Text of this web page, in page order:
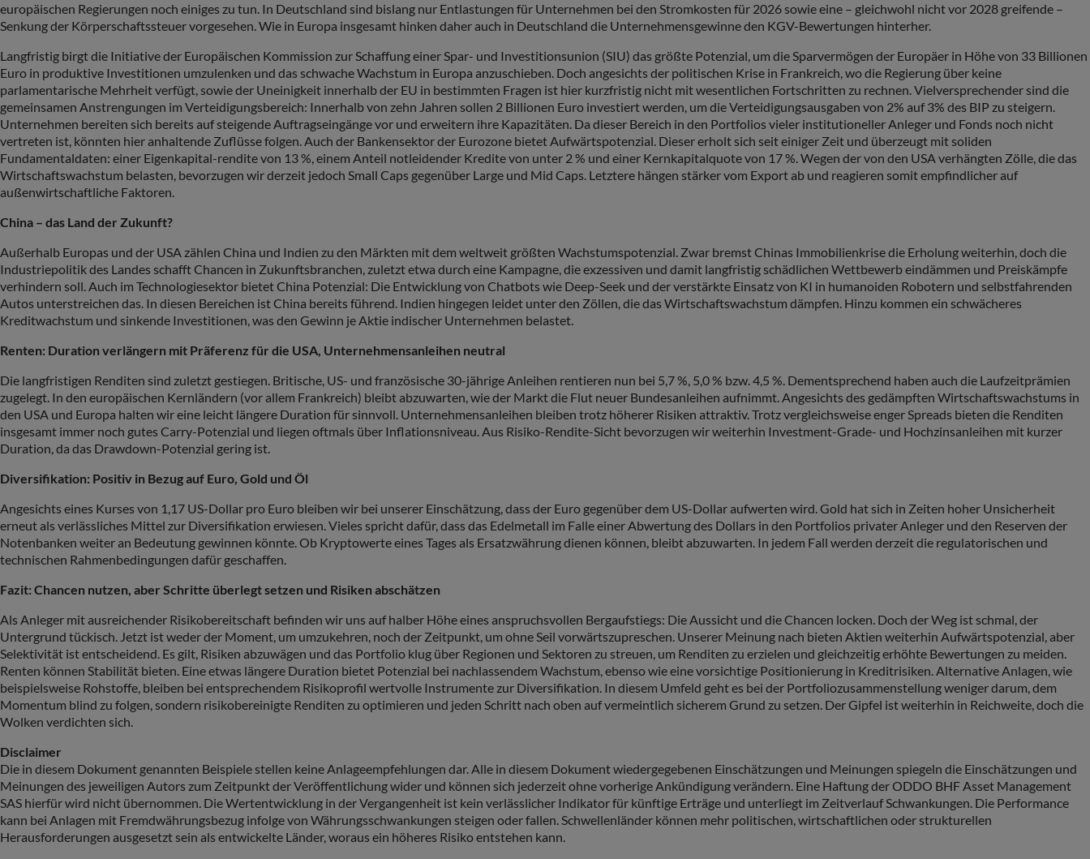
europäischen Regierungen noch einiges zu tun. In Deutschland sind bislang nur Entlastungen für Unternehmen bei den Stromkosten für 2026 sowie eine – gleichwohl nicht vor 2028 greifende –
Senkung der Körperschaftssteuer vorgesehen. Wie in Europa insgesamt hinken daher auch in Deutschland die Unternehmensgewinne den KGV-Bewertungen hinterher.
Langfristig birgt die Initiative der Europäischen Kommission zur Schaffung einer Spar- und Investitionsunion (SIU) das größte Potenzial, um die Sparvermögen der Europäer in Höhe von 33 Billionen
Euro in produktive Investitionen umzulenken und das schwache Wachstum in Europa anzuschieben. Doch angesichts der politischen Krise in Frankreich, wo die Regierung über keine
parlamentarische Mehrheit verfügt, sowie der Uneinigkeit innerhalb der EU in bestimmten Fragen ist hier kurzfristig nicht mit wesentlichen Fortschritten zu rechnen. Vielversprechender sind die
gemeinsamen Anstrengungen im Verteidigungsbereich: Innerhalb von zehn Jahren sollen 2 Billionen Euro investiert werden, um die Verteidigungsausgaben von 2% auf 3% des BIP zu steigern.
Unternehmen bereiten sich bereits auf steigende Auftragseingänge vor und erweitern ihre Kapazitäten. Da dieser Bereich in den Portfolios vieler institutioneller Anleger und Fonds noch nicht
vertreten ist, könnten hier anhaltende Zuflüsse folgen. Auch der Bankensektor der Eurozone bietet Aufwärtspotenzial. Dieser erholt sich seit einiger Zeit und überzeugt mit soliden
Fundamentaldaten: einer Eigenkapital-rendite von 13 %, einem Anteil notleidender Kredite von unter 2 % und einer Kernkapitalquote von 17 %. Wegen der von den USA verhängten Zölle, die das
Wirtschaftswachstum belasten, bevorzugen wir derzeit jedoch Small Caps gegenüber Large und Mid Caps. Letztere hängen stärker vom Export ab und reagieren somit empfindlicher auf
außenwirtschaftliche Faktoren.
China – das Land der Zukunft?
Außerhalb Europas und der USA zählen China und Indien zu den Märkten mit dem weltweit größten Wachstumspotenzial. Zwar bremst Chinas Immobilienkrise die Erholung weiterhin, doch die
Industriepolitik des Landes schafft Chancen in Zukunftsbranchen, zuletzt etwa durch eine Kampagne, die exzessiven und damit langfristig schädlichen Wettbewerb eindämmen und Preiskämpfe
verhindern soll. Auch im Technologiesektor bietet China Potenzial: Die Entwicklung von Chatbots wie Deep-Seek und der verstärkte Einsatz von KI in humanoiden Robotern und selbstfahrenden
Autos unterstreichen das. In diesen Bereichen ist China bereits führend. Indien hingegen leidet unter den Zöllen, die das Wirtschaftswachstum dämpfen. Hinzu kommen ein schwächeres
Kreditwachstum und sinkende Investitionen, was den Gewinn je Aktie indischer Unternehmen belastet.
Renten: Duration verlängern mit Präferenz für die USA, Unternehmensanleihen neutral
Die langfristigen Renditen sind zuletzt gestiegen. Britische, US- und französische 30-jährige Anleihen rentieren nun bei 5,7 %, 5,0 % bzw. 4,5 %. Dementsprechend haben auch die Laufzeitprämien
zugelegt. In den europäischen Kernländern (vor allem Frankreich) bleibt abzuwarten, wie der Markt die Flut neuer Bundesanleihen aufnimmt. Angesichts des gedämpften Wirtschaftswachstums in
den USA und Europa halten wir eine leicht längere Duration für sinnvoll. Unternehmensanleihen bleiben trotz höherer Risiken attraktiv. Trotz vergleichsweise enger Spreads bieten die Renditen
insgesamt immer noch gutes Carry-Potenzial und liegen oftmals über Inflationsniveau. Aus Risiko-Rendite-Sicht bevorzugen wir weiterhin Investment-Grade- und Hochzinsanleihen mit kurzer
Duration, da das Drawdown-Potenzial gering ist.
Diversifikation: Positiv in Bezug auf Euro, Gold und Öl
Angesichts eines Kurses von 1,17 US-Dollar pro Euro bleiben wir bei unserer Einschätzung, dass der Euro gegenüber dem US-Dollar aufwerten wird. Gold hat sich in Zeiten hoher Unsicherheit
erneut als verlässliches Mittel zur Diversifikation erwiesen. Vieles spricht dafür, dass das Edelmetall im Falle einer Abwertung des Dollars in den Portfolios privater Anleger und den Reserven der
Notenbanken weiter an Bedeutung gewinnen könnte. Ob Kryptowerte eines Tages als Ersatzwährung dienen können, bleibt abzuwarten. In jedem Fall werden derzeit die regulatorischen und
technischen Rahmenbedingungen dafür geschaffen.
Fazit: Chancen nutzen, aber Schritte überlegt setzen und Risiken abschätzen
Als Anleger mit ausreichender Risikobereitschaft befinden wir uns auf halber Höhe eines anspruchsvollen Bergaufstiegs: Die Aussicht und die Chancen locken. Doch der Weg ist schmal, der
Untergrund tückisch. Jetzt ist weder der Moment, um umzukehren, noch der Zeitpunkt, um ohne Seil vorwärtszupreschen. Unserer Meinung nach bieten Aktien weiterhin Aufwärtspotenzial, aber
Selektivität ist entscheidend. Es gilt, Risiken abzuwägen und das Portfolio klug über Regionen und Sektoren zu streuen, um Renditen zu erzielen und gleichzeitig erhöhte Bewertungen zu meiden.
Renten können Stabilität bieten. Eine etwas längere Duration bietet Potenzial bei nachlassendem Wachstum, ebenso wie eine vorsichtige Positionierung in Kreditrisiken. Alternative Anlagen, wie
beispielsweise Rohstoffe, bleiben bei entsprechendem Risikoprofil wertvolle Instrumente zur Diversifikation. In diesem Umfeld geht es bei der Portfoliozusammenstellung weniger darum, dem
Momentum blind zu folgen, sondern risikobereinigte Renditen zu optimieren und jeden Schritt nach oben auf vermeintlich sicherem Grund zu setzen. Der Gipfel ist weiterhin in Reichweite, doch die
Wolken verdichten sich.
Disclaimer
Die in diesem Dokument genannten Beispiele stellen keine Anlageempfehlungen dar. Alle in diesem Dokument wiedergegebenen Einschätzungen und Meinungen spiegeln die Einschätzungen und
Meinungen des jeweiligen Autors zum Zeitpunkt der Veröffentlichung wider und können sich jederzeit ohne vorherige Ankündigung verändern. Eine Haftung der ODDO BHF Asset Management
SAS hierfür wird nicht übernommen. Die Wertentwicklung in der Vergangenheit ist kein verlässlicher Indikator für künftige Erträge und unterliegt im Zeitverlauf Schwankungen. Die Performance
kann bei Anlagen mit Fremdwährungsbezug infolge von Währungsschwankungen steigen oder fallen. Schwellenländer können mehr politischen, wirtschaftlichen oder strukturellen
Herausforderungen ausgesetzt sein als entwickelte Länder, woraus ein höheres Risiko entstehen kann.